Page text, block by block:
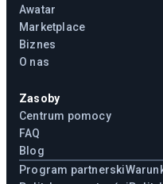
Awatar
Marketplace
Biznes
O nas
Zasoby
Centrum pomocy
FAQ
Blog
Program partnerski